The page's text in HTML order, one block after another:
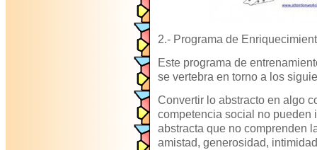
2.- Programa de
Este programa de
se vertebra en torno a los
Convertir lo abstracto en algo
competencia social no pueden
abstracta que no comprenden
amistad, generosidad,